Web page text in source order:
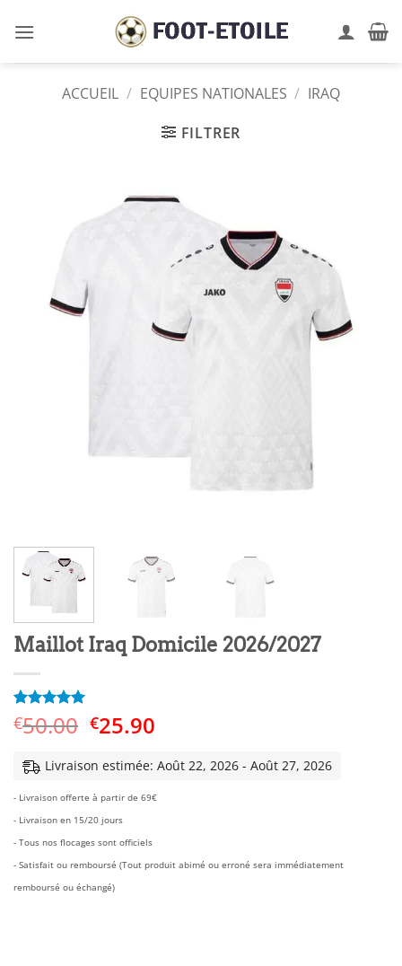
au
ACCUEIL / EQUIPES NATIONALES / IRAQ
FILTRER
Maillot Iraq Domicile 2026/2027
Noté 5sur
5 basé sur
1
client
€50.00 Le
initial
était :
€50.00.
€25.90
actuel
est :
€25.90.
Livraison estimée: Août 22, 2026 - Août 27, 2026
- Livraison offerte à partir de 69€
- Livraison en 15/20 jours
- Tous nos flocages sont officiels
- Satisfait ou remboursé (Tout produit abimé ou erroné sera immédiatement
remboursé ou échangé)